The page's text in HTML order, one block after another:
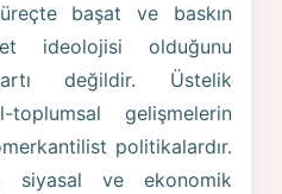
başat ve baskın
ideolojisi olduğunu
değildir. Üstelik
toplumsal gelişmelerin
politikalardır.
siyasal ve ekonomik